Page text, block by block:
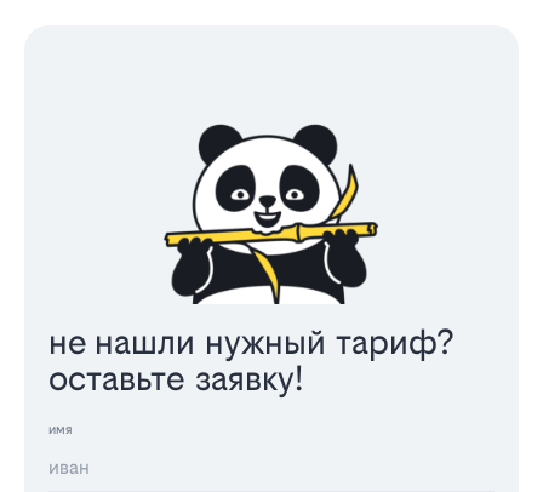
не нашли нужный тариф?
оставьте заявку!
имя